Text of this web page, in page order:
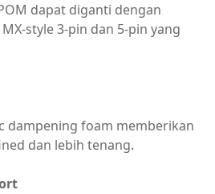
dapat diganti dengan
style 3-pin dan 5-pin yang
dampening foam memberikan
dan lebih tenang.